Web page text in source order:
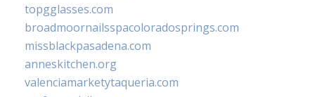
topgglasses.com
broadmoornailsspacoloradosprings.com
missblackpasadena.com
anneskitchen.org
valenciamarketytaqueria.com